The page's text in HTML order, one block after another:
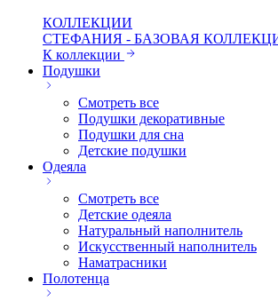
КОЛЛЕКЦИИ
СТЕФАНИЯ - БАЗОВАЯ
К коллекции
Подушки
Смотреть все
Подушки декоративные
Подушки для сна
Детские подушки
Одеяла
Смотреть все
Детские одеяла
Натуральный наполнитель
Искуcственный наполнитель
Наматрасники
Полотенца